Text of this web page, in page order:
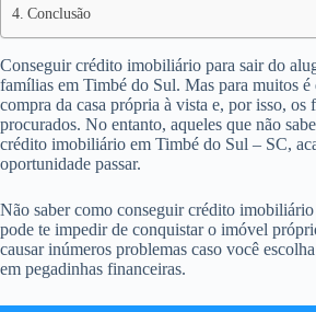
Conclusão
Conseguir crédito imobiliário para sair do
famílias em Timbé do Sul. Mas para muitos é
compra da casa própria à vista e, por isso, os
procurados. No entanto, aqueles que não
crédito imobiliário em Timbé do Sul – SC,
oportunidade passar.
Não saber como conseguir crédito
pode te impedir de conquistar o imóvel
causar inúmeros problemas caso você
em pegadinhas financeiras.